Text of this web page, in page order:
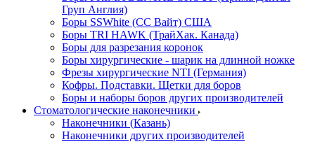
Груп Англия)
Боры SSWhite (СС Вайт) США
Боры TRI HAWK (ТрайХак. Канада)
Боры для разрезания коронок
Боры хирургические - шарик на длинной ножке
Фрезы хирургические NTI (Германия)
Кофры. Подставки. Щетки для боров
Боры и наборы боров других производителей
Стоматологические наконечники
Наконечники (Казань)
Наконечники других производителей